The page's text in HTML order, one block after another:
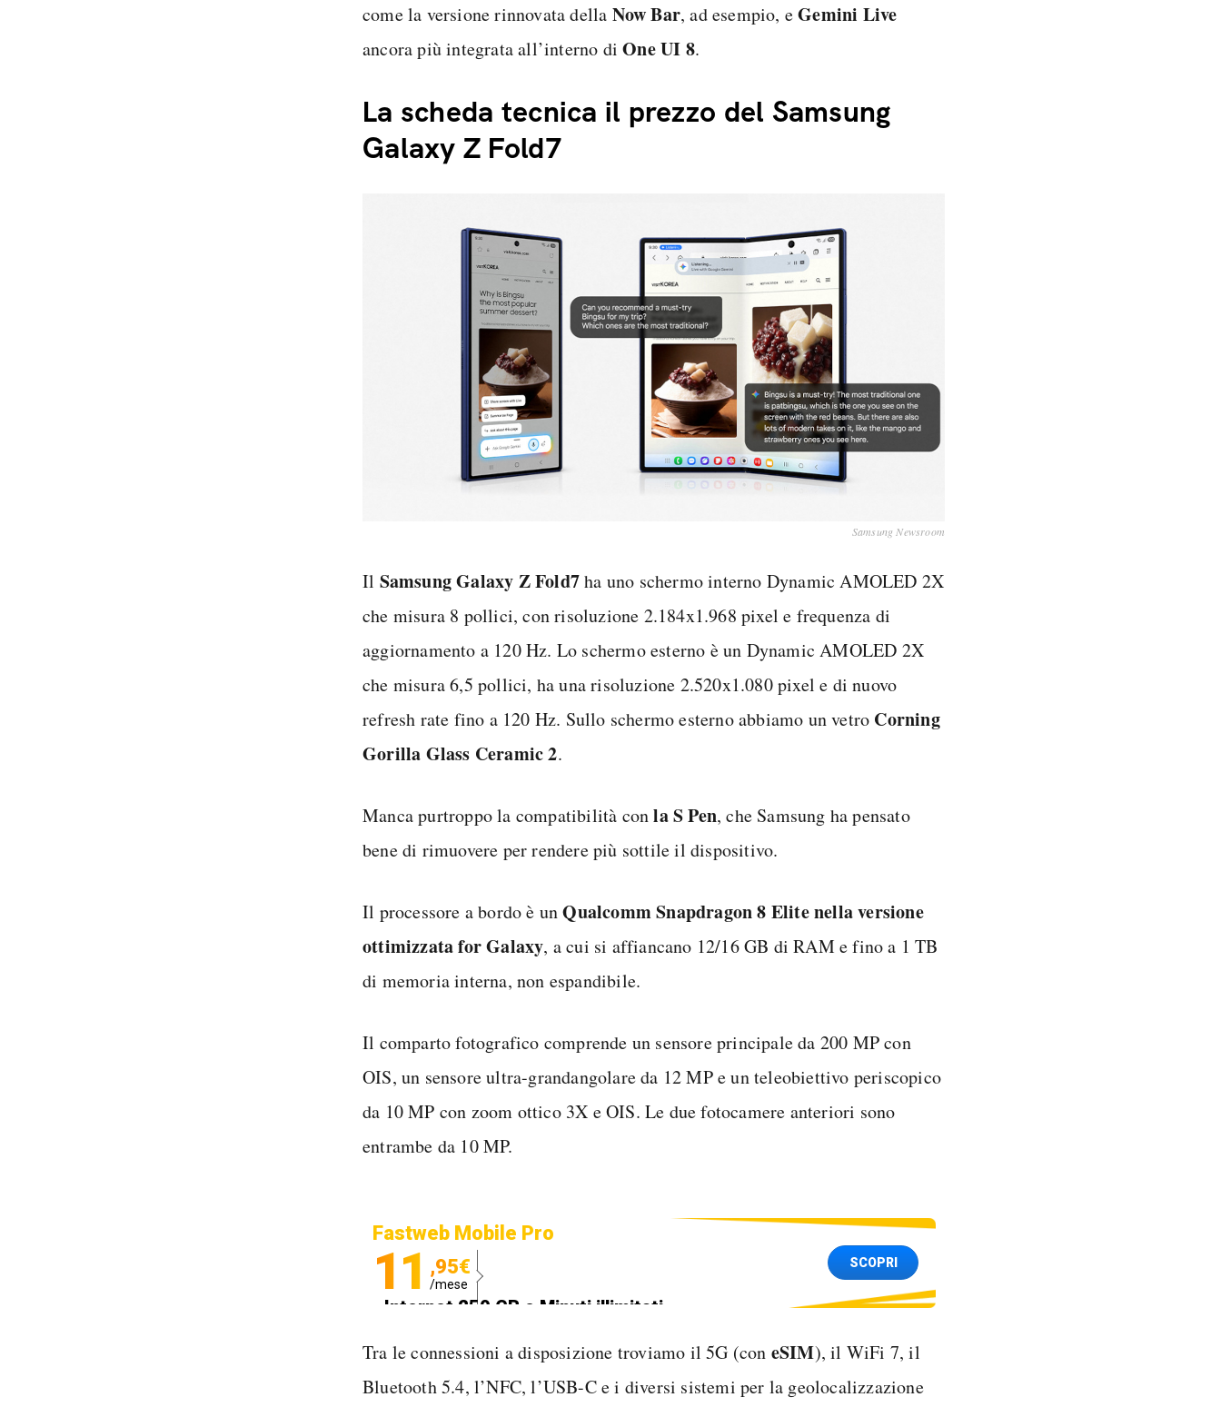
come la versione rinnovata della Now Bar, ad esempio, eGemini Live
ancora più integrata all’interno diOne UI 8.
La scheda tecnica il prezzo del Samsung
Galaxy Z Fold7
Samsung Newsroom
Il Samsung Galaxy Z Fold7ha uno schermo interno Dynamic AMOLED 2X
che misura 8 pollici, con risoluzione 2.184x1.968 pixel e frequenza di
aggiornamento a 120 Hz. Lo schermo esterno è un Dynamic AMOLED 2X
che misura 6,5 pollici, ha una risoluzione 2.520x1.080 pixel e di nuovo
refresh rate fino a 120 Hz. Sullo schermo esterno abbiamo un vetro Corning
Gorilla Glass Ceramic 2.
Manca purtroppo la compatibilità conla S Pen, che Samsung ha pensato
bene di rimuovere per rendere più sottile il dispositivo.
Il processore a bordo è unQualcomm Snapdragon 8 Elite nella versione
ottimizzata for Galaxy, a cui si affiancano 12/16 GB di RAM e fino a 1 TB
di memoria interna, non espandibile.
Il comparto fotografico comprende un sensore principale da 200 MP con
OIS, un sensore ultra-grandangolare da 12 MP e un teleobiettivo periscopico
da 10 MP con zoom ottico 3X e OIS. Le due fotocamere anteriori sono
entrambe da 10 MP.
Fastweb Mobile Pro
11 ,95€
/mese
Internet 250 GB e Minuti illimitati
SCOPRI
Tra le connessioni a disposizione troviamo il 5G (con eSIM), il WiFi 7, il
Bluetooth 5.4, l’NFC, l’USB-C e i diversi sistemi per la geolocalizzazione